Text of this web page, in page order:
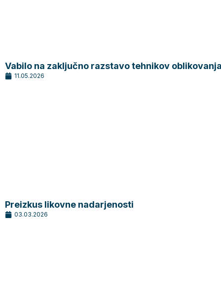
Vabilo na zaključno razstavo tehnikov
11.05.2026
Preizkus likovne nadarjenosti
03.03.2026